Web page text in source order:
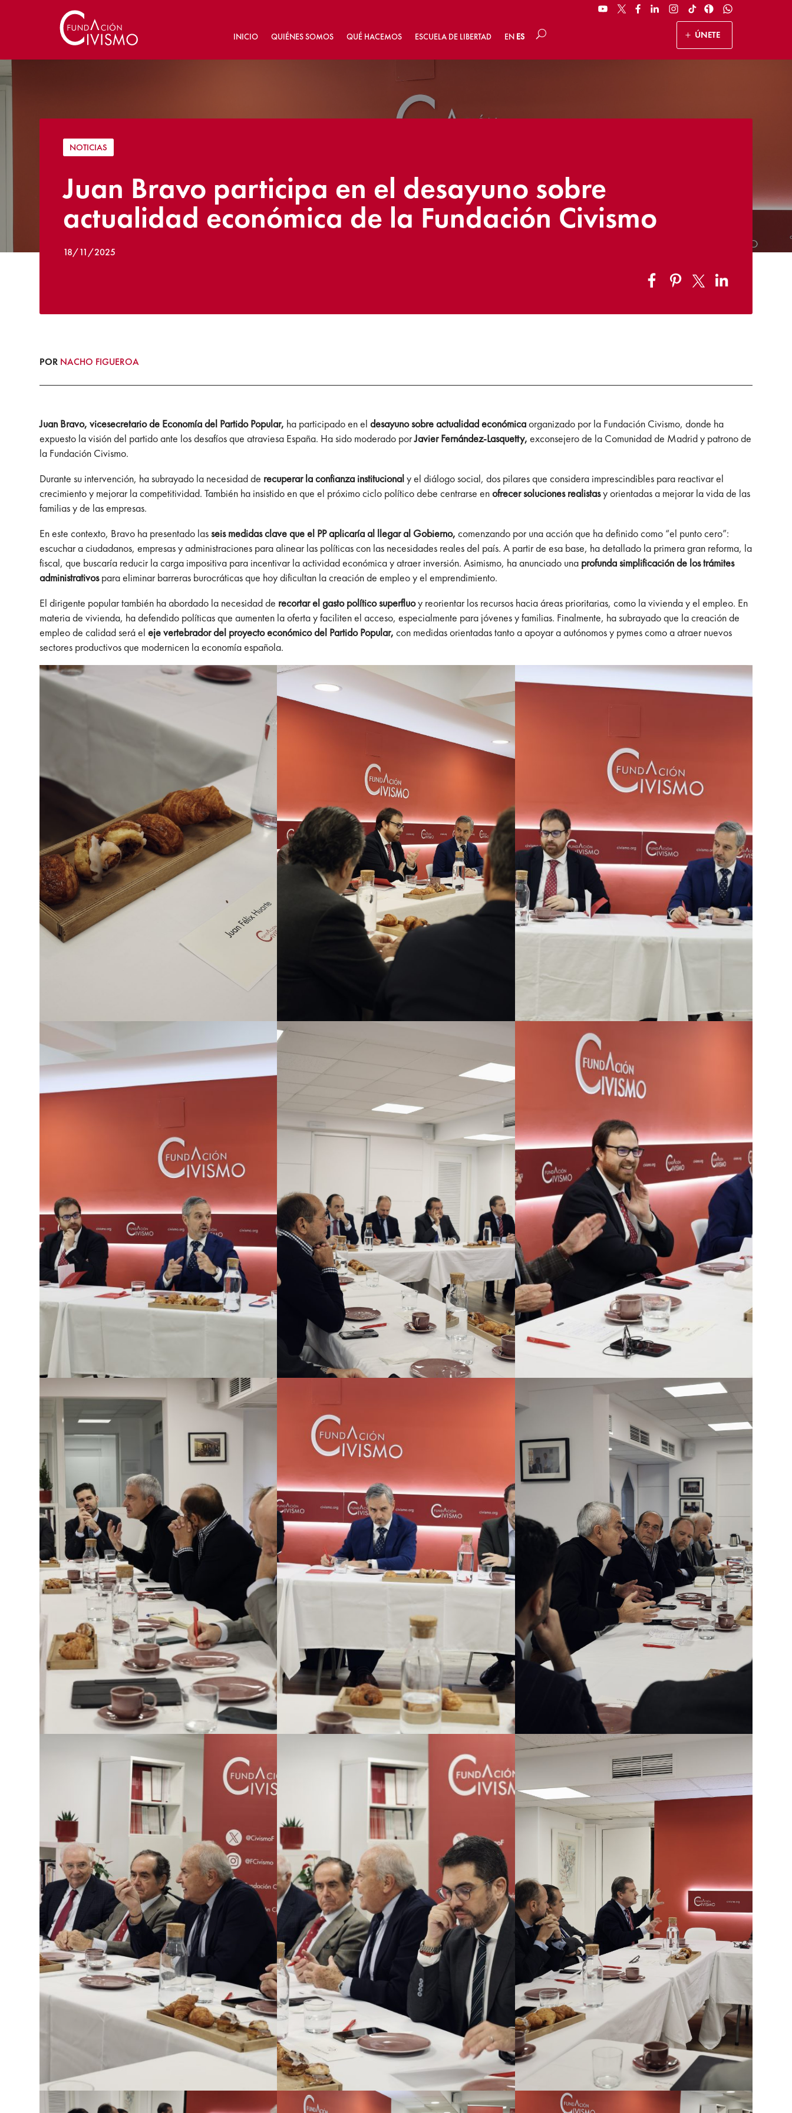
INICIO QUIÉNES SOMOS QUÉ HACEMOS ESCUELA DE LIBERTAD EN ES ÚNETE
NOTICIAS
Juan Bravo participa en el desayuno sobre
actualidad económica de la Fundación Civismo
18/11/2025
POR NACHO FIGUEROA
Juan Bravo, vicesecretario de Economía del Partido Popular, ha participado en eldesayuno sobre actualidad económicaorganizado por la Fundación Civismo, donde ha
expuesto la visión del partido ante los desafíos que atraviesa España. Ha sido moderado porJavier Fernández-Lasquetty, exconsejero de la Comunidad de Madrid y patrono de
la Fundación Civismo.
Durante su intervención, ha subrayado la necesidad de recuperar la confianza institucionaly el diálogo social, dos pilares que considera imprescindibles para reactivar el
crecimiento y mejorar la competitividad. También ha insistido en que el próximo ciclo político debe centrarse enofrecer soluciones realistasy orientadas a mejorar la vida de las
familias y de las empresas.
En este contexto, Bravo ha presentado lasseis medidas clave que el PP aplicaría al llegar al Gobierno,comenzando por una acción que ha definido como “el punto cero”:
escuchar a ciudadanos, empresas y administraciones para alinear las políticas con las necesidades reales del país. A partir de esa base, ha detallado la primera gran reforma, la
fiscal, que buscaría reducir la carga impositiva para incentivar la actividad económica y atraer inversión. Asimismo, ha anunciado una profunda simplificación de los trámites
administrativospara eliminar barreras burocráticas que hoy dificultan la creación de empleo y el emprendimiento.
El dirigente popular también ha abordado la necesidad de recortar el gasto político superfluoy reorientar los recursos hacia áreas prioritarias, como la vivienda y el empleo. En
materia de vivienda, ha defendido políticas que aumenten la oferta y faciliten el acceso, especialmente para jóvenes y familias. Finalmente, ha subrayado que la creación de
empleo de calidad será el eje vertebrador del proyecto económico del Partido Popular, con medidas orientadas tanto a apoyar a autónomos y pymes como a atraer nuevos
sectores productivos que modernicen la economía española.